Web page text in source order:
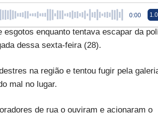
0:00
enquanto tentava escapar da
dessa sexta-feira (28).
na região e tentou fugir pela
mal no lugar.
de rua o ouviram e acionaram o